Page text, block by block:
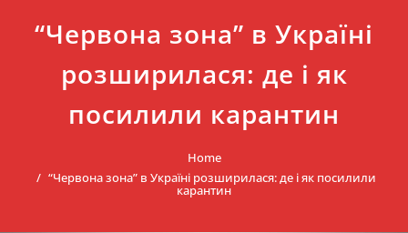
“Червона зона” в Україні
розширилася: де і як
посилили карантин
Home
“Червона зона” в Україні розширилася: де і як посилили
карантин